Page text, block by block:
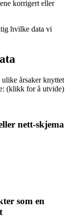
korrigert eller
hvilke data vi
årsaker knyttet
(klikk for å utvide)
nett-skjema
som en